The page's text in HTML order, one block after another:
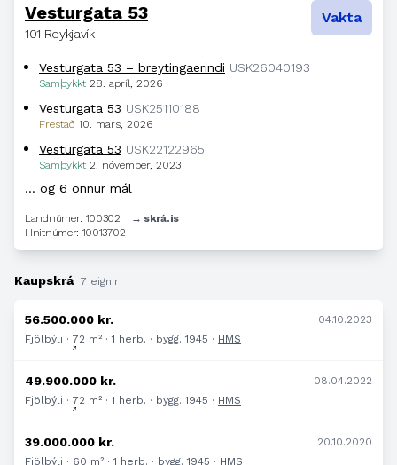
Vesturgata 53
101 Reykjavík
Vakta
Vesturgata 53 – breytingaerindi USK26040193
Samþykkt 28. apríl, 2026
Vesturgata 53 USK25110188
Frestað 10. mars, 2026
Vesturgata 53 USK22122965
Samþykkt 2. nóvember, 2023
… og 6 önnur mál
Landnúmer: 100302
→ skrá.is
Hnitnúmer: 10013702
Kaupskrá 7 eignir
56.500.000 kr.
04.10.2023
Fjölbýli · 72 m² · 1 herb. · bygg. 1945 · HMS
49.900.000 kr.
08.04.2022
Fjölbýli · 72 m² · 1 herb. · bygg. 1945 · HMS
39.000.000 kr.
20.10.2020
Fjölbýli · 60 m² · 1 herb. · bygg. 1945 · HMS